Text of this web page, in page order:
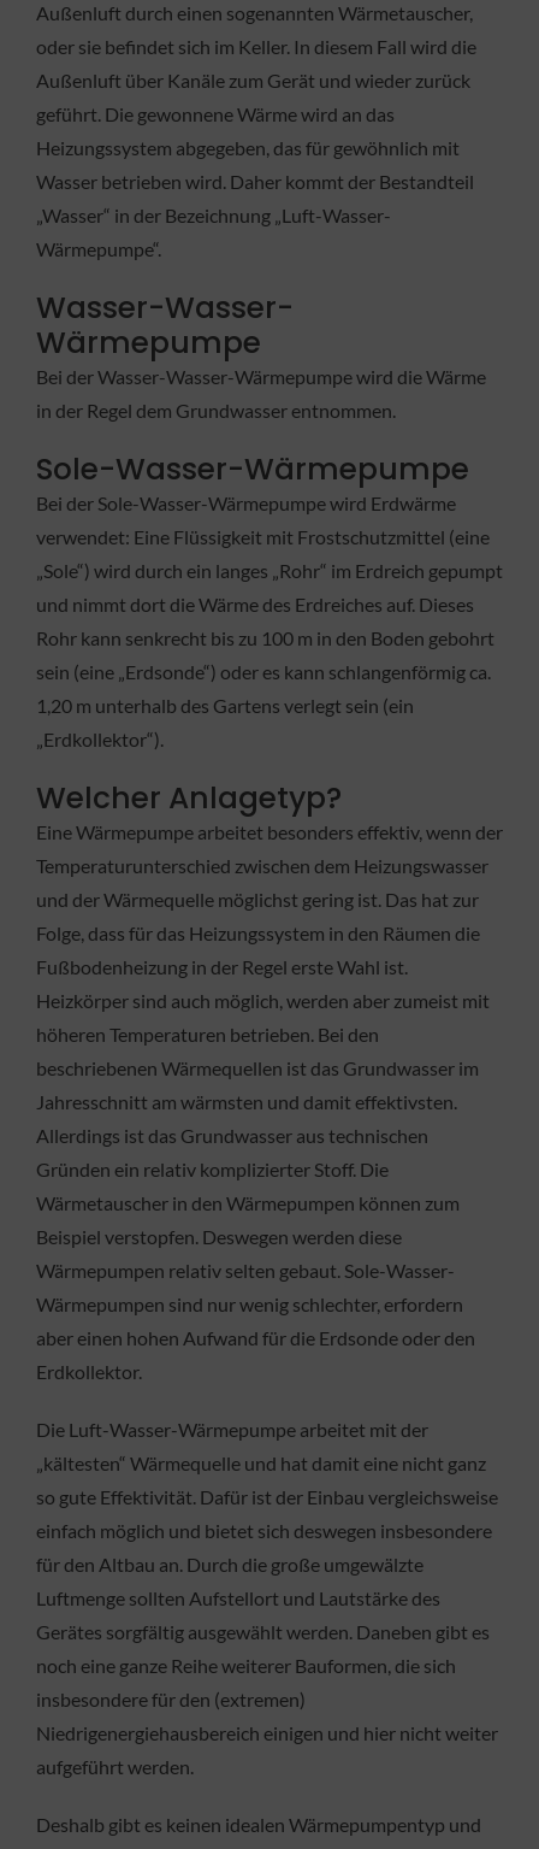
Außenluft durch einen sogenannten Wärmetauscher,
oder sie befindet sich im Keller. In diesem Fall wird die
Außenluft über Kanäle zum Gerät und wieder zurück
geführt. Die gewonnene Wärme wird an das
Heizungssystem abgegeben, das für gewöhnlich mit
Wasser betrieben wird. Daher kommt der Bestandteil
„Wasser“ in der Bezeichnung „Luft-Wasser-
Wärmepumpe“.
Wasser-Wasser-
Wärmepumpe
Bei der Wasser-Wasser-Wärmepumpe wird die Wärme
in der Regel dem Grundwasser entnommen.
Sole-Wasser-Wärmepumpe
Bei der Sole-Wasser-Wärmepumpe wird Erdwärme
verwendet: Eine Flüssigkeit mit Frostschutzmittel (eine
„Sole“) wird durch ein langes „Rohr“ im Erdreich gepumpt
und nimmt dort die Wärme des Erdreiches auf. Dieses
Rohr kann senkrecht bis zu 100 m in den Boden gebohrt
sein (eine „Erdsonde“) oder es kann schlangenförmig ca.
1,20 m unterhalb des Gartens verlegt sein (ein
„Erdkollektor“).
Welcher Anlagetyp?
Eine Wärmepumpe arbeitet besonders effektiv, wenn der
Temperaturunterschied zwischen dem Heizungswasser
und der Wärmequelle möglichst gering ist. Das hat zur
Folge, dass für das Heizungssystem in den Räumen die
Fußbodenheizung in der Regel erste Wahl ist.
Heizkörper sind auch möglich, werden aber zumeist mit
höheren Temperaturen betrieben. Bei den
beschriebenen Wärmequellen ist das Grundwasser im
Jahresschnitt am wärmsten und damit effektivsten.
Allerdings ist das Grundwasser aus technischen
Gründen ein relativ komplizierter Stoff. Die
Wärmetauscher in den Wärmepumpen können zum
Beispiel verstopfen. Deswegen werden diese
Wärmepumpen relativ selten gebaut. Sole-Wasser-
Wärmepumpen sind nur wenig schlechter, erfordern
aber einen hohen Aufwand für die Erdsonde oder den
Erdkollektor.
Die Luft-Wasser-Wärmepumpe arbeitet mit der
„kältesten“ Wärmequelle und hat damit eine nicht ganz
so gute Effektivität. Dafür ist der Einbau vergleichsweise
einfach möglich und bietet sich deswegen insbesondere
für den Altbau an. Durch die große umgewälzte
Luftmenge sollten Aufstellort und Lautstärke des
Gerätes sorgfältig ausgewählt werden. Daneben gibt es
noch eine ganze Reihe weiterer Bauformen, die sich
insbesondere für den (extremen)
Niedrigenergiehausbereich einigen und hier nicht weiter
aufgeführt werden.
Deshalb gibt es keinen idealen Wärmepumpentyp und